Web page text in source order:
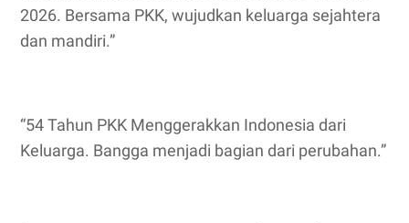
2026. Bersama PKK, wujudkan keluarga sejahtera
dan mandiri.”
“54 Tahun PKK Menggerakkan Indonesia dari
Keluarga. Bangga menjadi bagian dari perubahan.”